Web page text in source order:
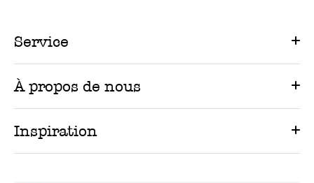
Service
À propos de nous
Inspiration